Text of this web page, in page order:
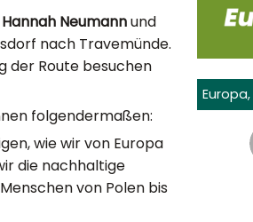
Hannah Neumannund
nach Travemünde.
der Route besuchen
folgendermaßen:
wie wir von Europa
die nachhaltige
von Polen bis
Europa,